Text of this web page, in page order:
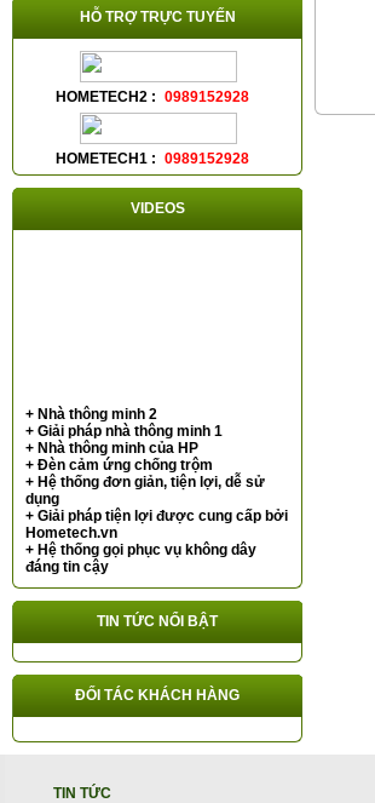
HỖ TRỢ TRỰC TUYẾN
HOMETECH2 : 0989152928
HOMETECH1 : 0989152928
VIDEOS
+ Nhà thông minh 2
+ Giải pháp nhà thông minh 1
+ Nhà thông minh của HP
+ Đèn cảm ứng chống trộm
+ Hệ thống đơn giản, tiện lợi, dễ sử
dụng
+ Giải pháp tiện lợi được cung cấp bởi
Hometech.vn
+ Hệ thống gọi phục vụ không dây
đáng tin cậy
TIN TỨC NỔI BẬT
ĐỐI TÁC KHÁCH HÀNG
TIN TỨC